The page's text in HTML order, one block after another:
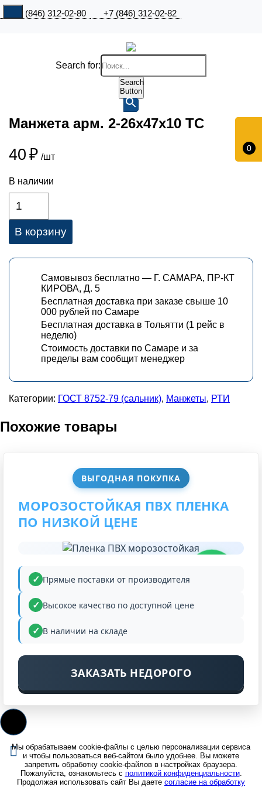
+7 (846) 312-02-80 +7 (846) 312-02-82
0
Search for:
Search
Button
ВЫГОДНАЯ ПОКУПКА
МОРОЗОСТОЙКАЯ ПВХ ПЛЕНКА
ПО НИЗКОЙ ЦЕНЕ
Прямые поставки от производителя
Высокое качество по доступной цене
В наличии на складе
ЗАКАЗАТЬ НЕДОРОГО
Манжета арм. 2-26х47х10 ТС
40 ₽ /шт
В наличии
В корзину
Самовывоз бесплатно — Г. САМАРА, ПР-КТ
КИРОВА, Д. 5
Бесплатная доставка при заказе свыше 10
000 рублей по Самаре
Бесплатная доставка в Тольятти (1 рейс в
неделю)
Стоимость доставки по Самаре и за
пределы вам сообщит менеджер
Категории: ГОСТ 8752-79 (сальник), Манжеты, РТИ
Похожие товары
Мы обрабатываем cookie-файлы с целью персонализации сервиса
и чтобы пользоваться веб-сайтом было удобнее. Вы можете
запретить обработку cookie-файлов в настройках браузера.
Пожалуйста, ознакомьтесь с политикой конфиденциальности.
Продолжая использовать сайт Вы даете согласие на обработку